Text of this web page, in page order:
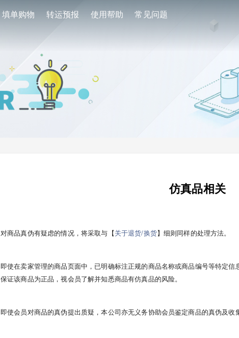
填单购物 转运预报 使用帮助 常见问题
仿真品相关
对商品真伪有疑虑的情况，将采取与【关于退货/换货】细则同样的处理方法。
即使在卖家管理的商品页面中，已明确标注正规的商品名称或商品编号等特定
保证该商品为正品，视会员了解并知悉商品有仿真品的风险。
即使会员对商品的真伪提出质疑，本公司亦无义务协助会员鉴定商品的真伪及收